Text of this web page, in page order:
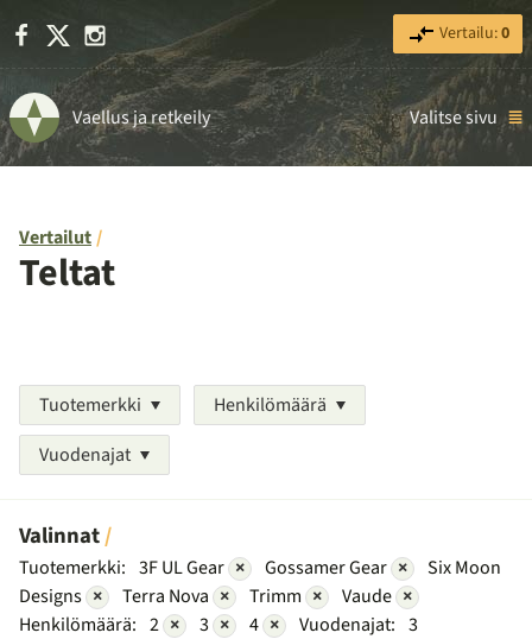
Facebook Instagram Vertailu:0
Vaellus ja retkeily Valitse sivu
Vertailut
Teltat
Tuotemerkki
Henkilömäärä
Vuodenajat
Valinnat
Tuotemerkki: 3F UL Gear × Gossamer Gear ×
Six Moon
Designs × Terra Nova × Trimm × Vaude ×
Henkilömäärä: 2 × 3 × 4 × Vuodenajat: 3